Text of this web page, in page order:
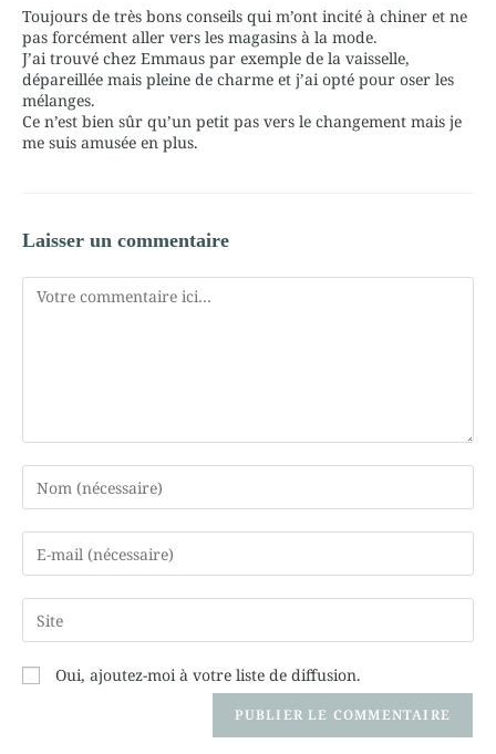
Toujours de très bons conseils qui m’ont incité à chiner et ne
pas forcément aller vers les magasins à la mode.
J’ai trouvé chez Emmaus par exemple de la vaisselle,
dépareillée mais pleine de charme et j’ai opté pour oser les
mélanges.
Ce n’est bien sûr qu’un petit pas vers le changement mais je
me suis amusée en plus.
Laisser un commentaire
Oui, ajoutez-moi à votre liste de diffusion.